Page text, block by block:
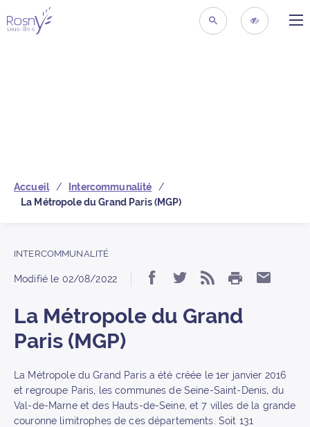
Retour à la pageRECHERCHER
Accueil
Intercommunalité
La Métropole du Grand Paris (MGP)
INTERCOMMUNALITÉ
Modifié le 02/08/2022 Partager « La
Partager « La
S’abonner
IMPRIMER
La Métropole du Grand
Paris (MGP)
La Métropole du Grand Paris a été créée le 1er janvier 2016
et regroupe Paris, les communes de Seine-Saint-Denis, du
Val-de-Marne et des Hauts-de-Seine, et 7 villes de la grande
couronne limitrophes de ces départements. Soit 131